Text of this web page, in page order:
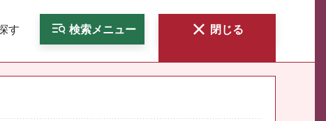
す 検索メニュー 閉じる